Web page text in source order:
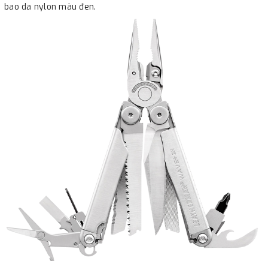
bao da nylon màu đen.